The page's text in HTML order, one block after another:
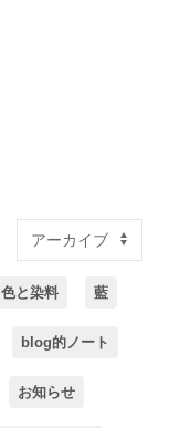
色と染料 藍
blog的ノート
お知らせ